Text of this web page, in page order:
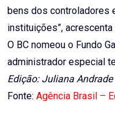
bens dos controladores
instituições”, acrescenta
O BC nomeou o Fundo
administrador especial
Edição: Juliana Andrade
Fonte: Agência Brasil –